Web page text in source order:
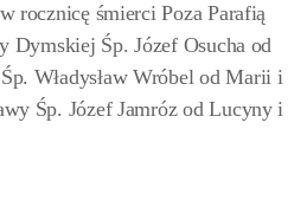
rocznicę śmierci Poza Parafią
Dymskiej Śp. Józef Osucha od
Władysław Wróbel od Marii i
Śp. Józef Jamróz od Lucyny i